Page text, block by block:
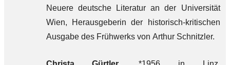
Neuere deutsche Literatur an der Universität
Wien, Herausgeberin der historisch-kritischen
Ausgabe des Frühwerks von Arthur Schnitzler.